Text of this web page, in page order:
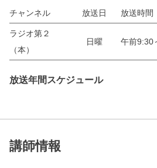
チャンネル 放送日 放送時間
ラジオ第２
（本）
日曜 午前9:30
放送年間スケジュール
講師情報